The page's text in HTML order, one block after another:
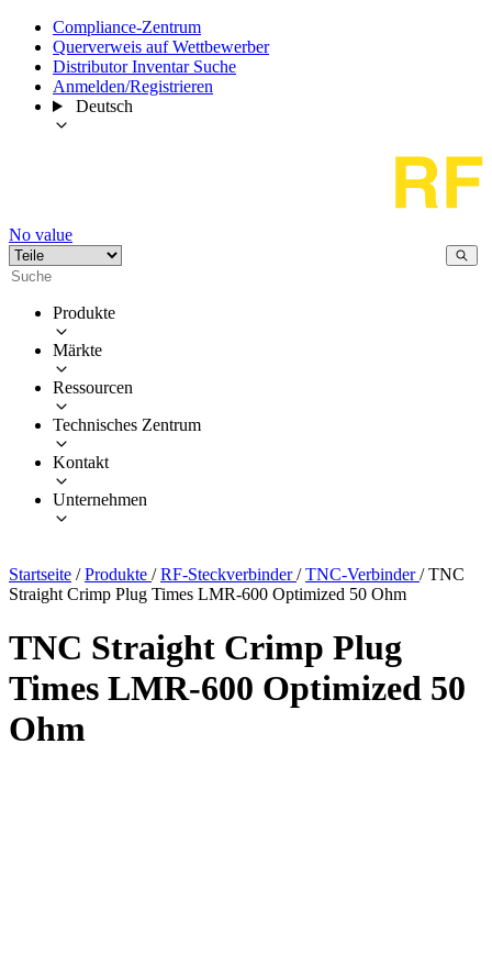
Compliance-Zentrum
Querverweis auf Wettbewerber
Distributor Inventar Suche
Anmelden/Registrieren
Deutsch
No value
Produkte
Märkte
Ressourcen
Technisches Zentrum
Kontakt
Unternehmen
Startseite / Produkte / RF-Steckverbinder/ TNC-Verbinder/ TNC
Straight Crimp Plug Times LMR-600 Optimized 50 Ohm
TNC Straight Crimp Plug
Times LMR-600 Optimized 50
Ohm